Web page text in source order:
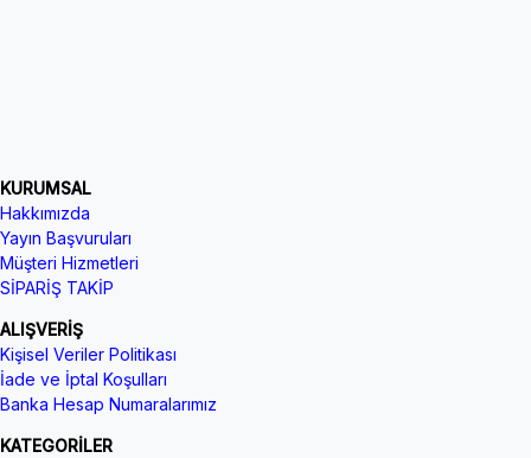
KURUMSAL
Hakkımızda
Yayın Başvuruları
Müşteri Hizmetleri
SİPARİŞ TAKİP
ALIŞVERİŞ
Kişisel Veriler Politikası
İade ve İptal Koşulları
Banka Hesap Numaralarımız
KATEGORİLER